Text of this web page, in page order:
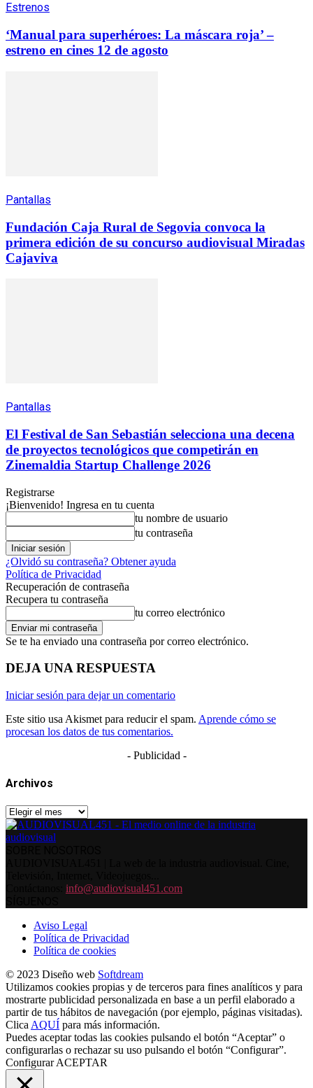
Estrenos
‘Manual para superhéroes: La máscara roja’ –
estreno en cines 12 de agosto
Pantallas
Fundación Caja Rural de Segovia convoca la
primera edición de su concurso audiovisual Miradas
Cajaviva
Pantallas
El Festival de San Sebastián selecciona una decena
de proyectos tecnológicos que competirán en
Zinemaldia Startup Challenge 2026
Registrarse
¡Bienvenido! Ingresa en tu cuenta
tu nombre de usuario
tu contraseña
¿Olvidó su contraseña? Obtener ayuda
Política de Privacidad
Recuperación de contraseña
Recupera tu contraseña
tu correo electrónico
Se te ha enviado una contraseña por correo electrónico.
DEJA UNA RESPUESTA
Iniciar sesión para dejar un comentario
Este sitio usa Akismet para reducir el spam. Aprende cómo se
procesan los datos de tus comentarios.
- Publicidad -
Archivos
Archivos
info@audiovisual451.com
Aviso Legal
Política de Privacidad
Política de cookies
© 2023 Diseño web Softdream
Utilizamos cookies propias y de terceros para fines analíticos y para
mostrarte publicidad personalizada en base a un perfil elaborado a
partir de tus hábitos de navegación (por ejemplo, páginas visitadas).
Clica AQUÍ para más información.
Puedes aceptar todas las cookies pulsando el botón “Aceptar” o
configurarlas o rechazar su uso pulsando el botón “Configurar”.
Configurar ACEPTAR